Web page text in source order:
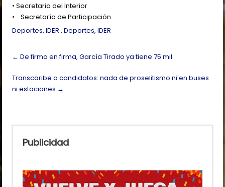
• Secretaria del Interior
• Secretaría de Participación
Deportes,IDER ,Deportes,IDER
Post
← De firma en firma, García Tirado ya tiene 75 mil
Transcaribe a candidatos: nada de proselitismo ni en buses
ni estaciones →
Publicidad